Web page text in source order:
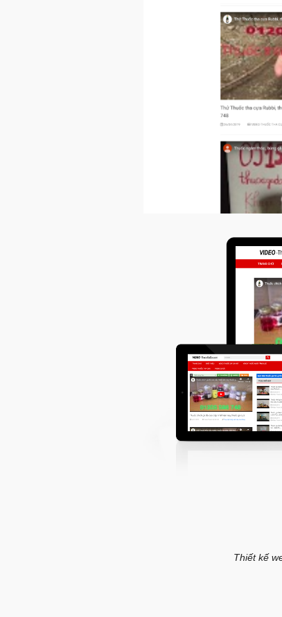
Thiết kế